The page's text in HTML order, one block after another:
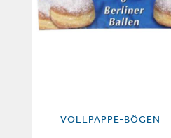
VOLLPAPPE-BÖGEN